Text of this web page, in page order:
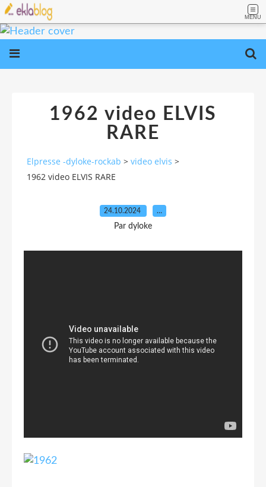
MENU
1962 video ELVIS
RARE
Elpresse -dyloke-rockab > video elvis >
1962 video ELVIS RARE
24.10.2024 …
Par dyloke